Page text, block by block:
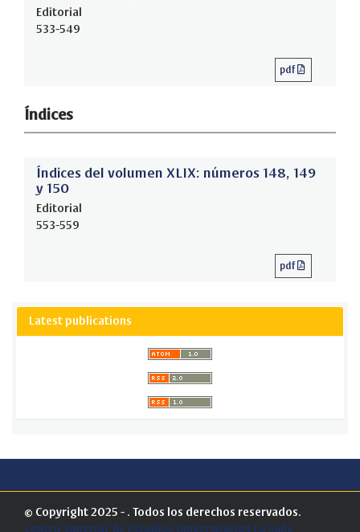
Editorial
533-549
pdf
Índices
Índices del volumen XLIX: números 148, 149
y 150
Editorial
553-559
pdf
Latest publications
© Copyright 2025 - . Todos los derechos reservados.
Centro Superior de Estudios Universitarios La Salle